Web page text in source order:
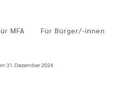
MFA Für Bürger/-innen
31. Dezember 2024